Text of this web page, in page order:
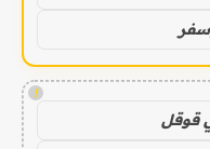
!
قوقل